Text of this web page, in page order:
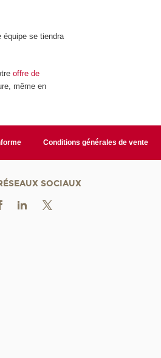
équipe se tiendra
offre de
même en
Conditions générales de vente
SOCIAUX